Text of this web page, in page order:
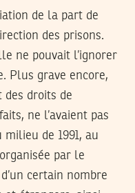
de la part de
des prisons.
ne pouvait l’ignorer
Plus grave encore,
des droits de
ne l’avaient pas
milieu de 1991, au
par le
certain nombre